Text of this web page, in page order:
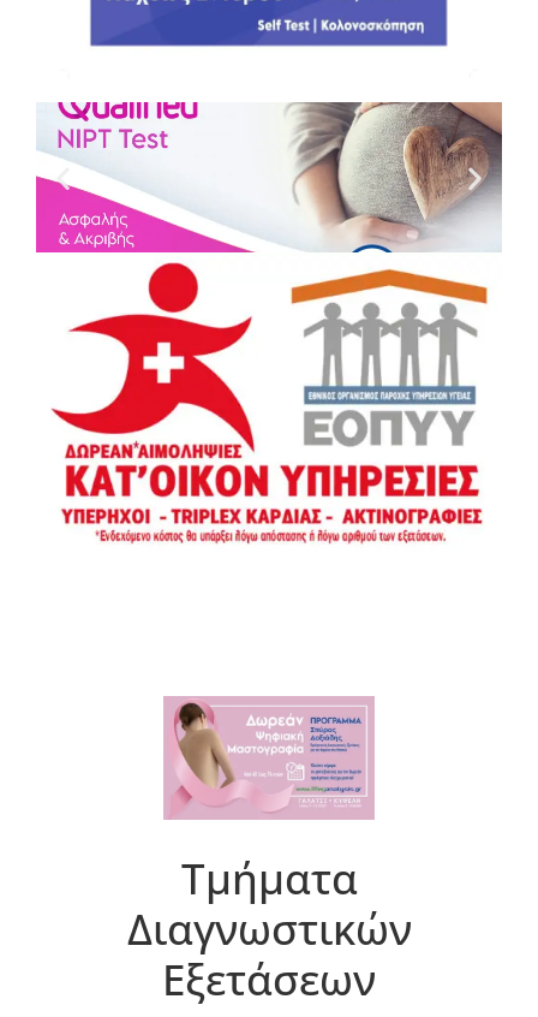
Τμήματα
Διαγνωστικών
Εξετάσεων